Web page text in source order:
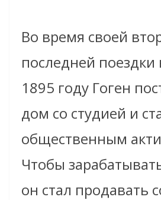
Во время своей
последней поездки
1895 году Гоген
дом со студией и
общественным
Чтобы
он стал продавать